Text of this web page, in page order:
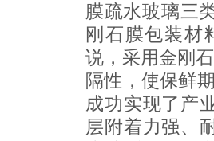
膜疏水玻璃三
刚石膜包装材
说，采用金刚
隔性，使保鲜
成功实现了产
层附着力强、